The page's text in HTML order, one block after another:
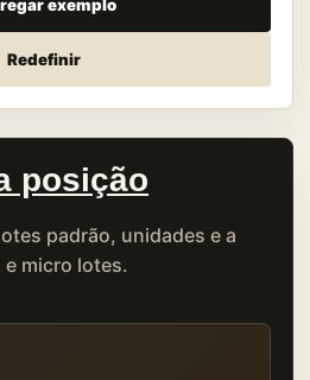
exemplo
Redefinir
posição
padrão, unidades e a
micro lotes.